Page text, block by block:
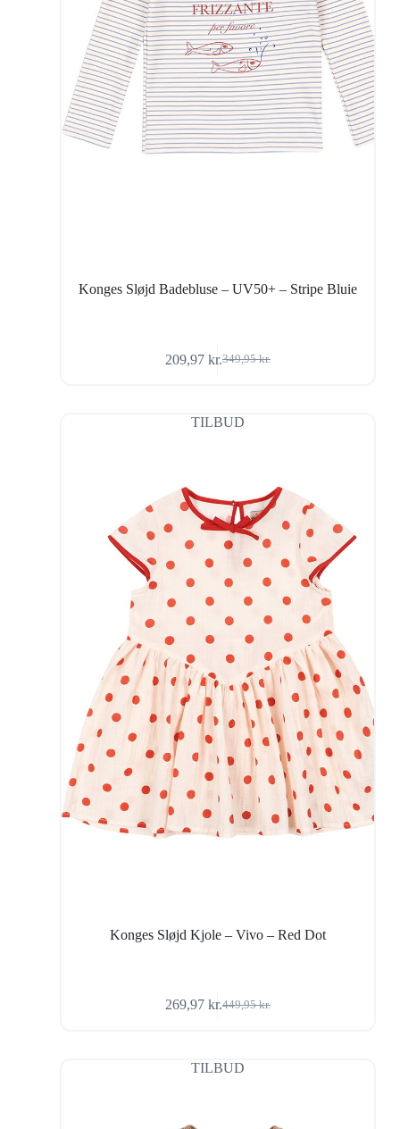
Konges Sløjd Badebluse – UV50+ – Stripe Bluie
349,95kr.
Den
var:
349,95 kr..
209,97 kr.Den
er:
209,97 kr..
TILBUD
Konges Sløjd Kjole – Vivo – Red Dot
449,95kr.
Den
var:
449,95 kr..
269,97 kr.Den
er:
269,97 kr..
TILBUD